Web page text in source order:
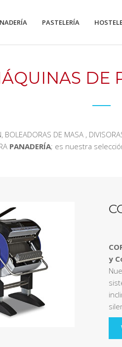
PASTELERÍA
DE
BOLEADORAS DE MASA ,
PANADERÍA; es nuestra
y